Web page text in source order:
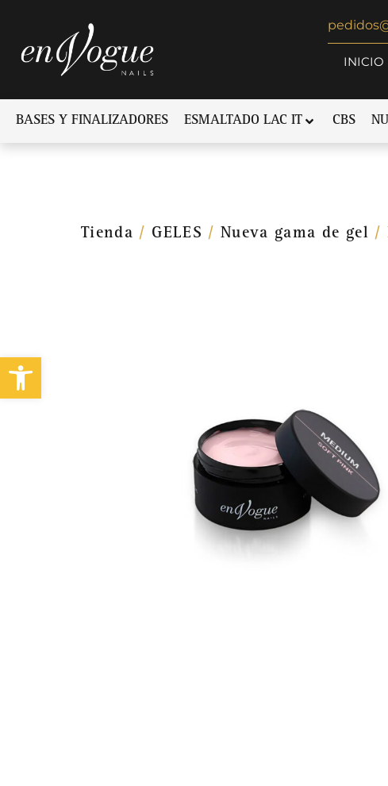
Abrir barra de herramientas
INICIO
BASES Y FINALIZADORES ESMALTADO LAC IT CBS
Tienda / GELES / Nueva gama de gel /